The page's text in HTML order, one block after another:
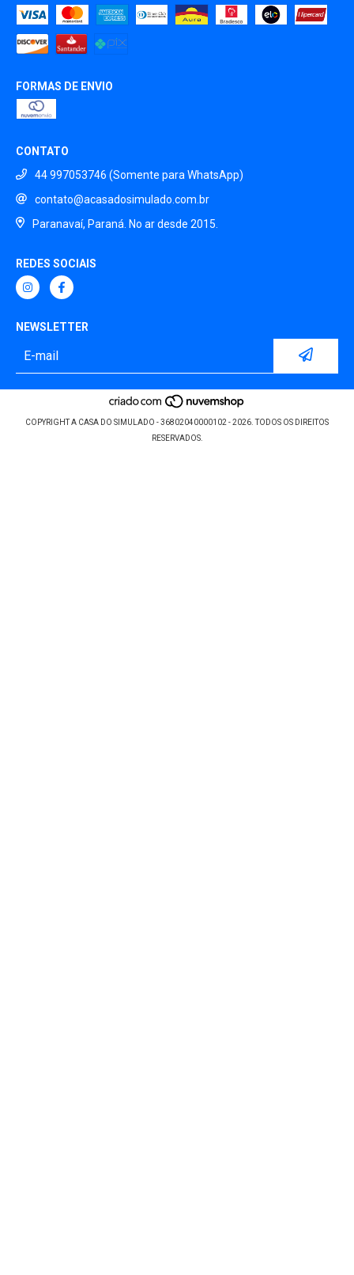
FORMAS DE ENVIO
CONTATO
44 997053746 (Somente para WhatsApp)
contato@acasadosimulado.com.br
Paranavaí, Paraná. No ar desde 2015.
REDES SOCIAIS
NEWSLETTER
COPYRIGHT A CASA DO SIMULADO - 36802040000102 - 2026. TODOS OS DIREITOS
RESERVADOS.